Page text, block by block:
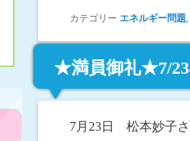
カテゴリー エネルギー問題,
★満員御礼★7/23
7月23日 松本妙子